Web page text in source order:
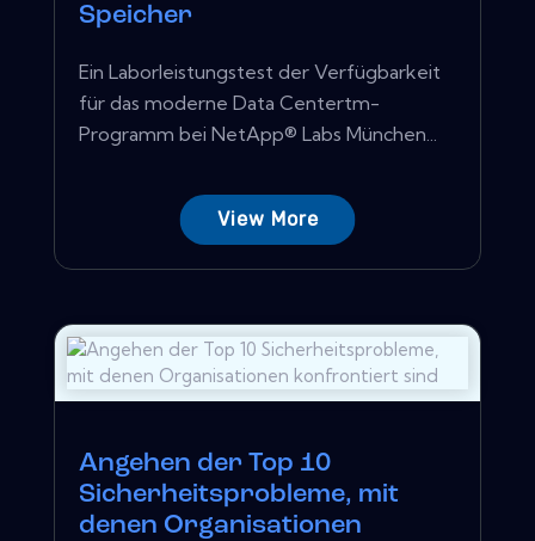
Speicher
Ein Laborleistungstest der Verfügbarkeit
für das moderne Data Centertm-
Programm bei NetApp® Labs München...
View More
Angehen der Top 10
Sicherheitsprobleme, mit
denen Organisationen